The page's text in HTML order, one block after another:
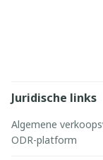
Juridische links
Algemene
ODR-platform